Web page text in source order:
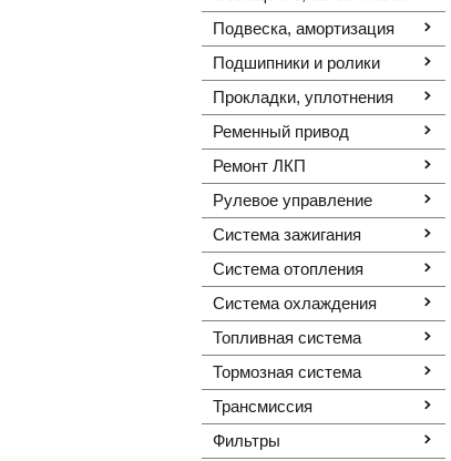
Подвеска, амортизация
Подшипники и ролики
Прокладки, уплотнения
Ременный привод
Ремонт ЛКП
Рулевое управление
Система зажигания
Система отопления
Система охлаждения
Топливная система
Тормозная система
Трансмиссия
Фильтры